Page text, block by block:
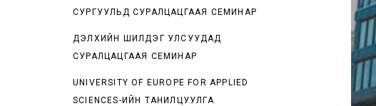
СУРГУУЛЬД СУРАЛЦАЦГААЯ СЕМИНАР
ДЭЛХИЙН ШИЛДЭГ УЛСУУДАД
СУРАЛЦАЦГААЯ СЕМИНАР
UNIVERSITY OF EUROPE FOR APPLIED
SCIENCES-ИЙН ТАНИЛЦУУЛГА